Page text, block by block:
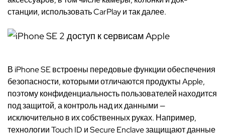
станции, использовать CarPlay и так далее.
В iPhone SE встроены передовые функции обеспечения
безопасности, которыми отличаются продукты Apple,
поэтому конфиденциальность пользователей находится
под защитой, а контроль над их данными —
исключительно в их собственных руках. Например,
технологии Touch ID и Secure Enclave защищают данные